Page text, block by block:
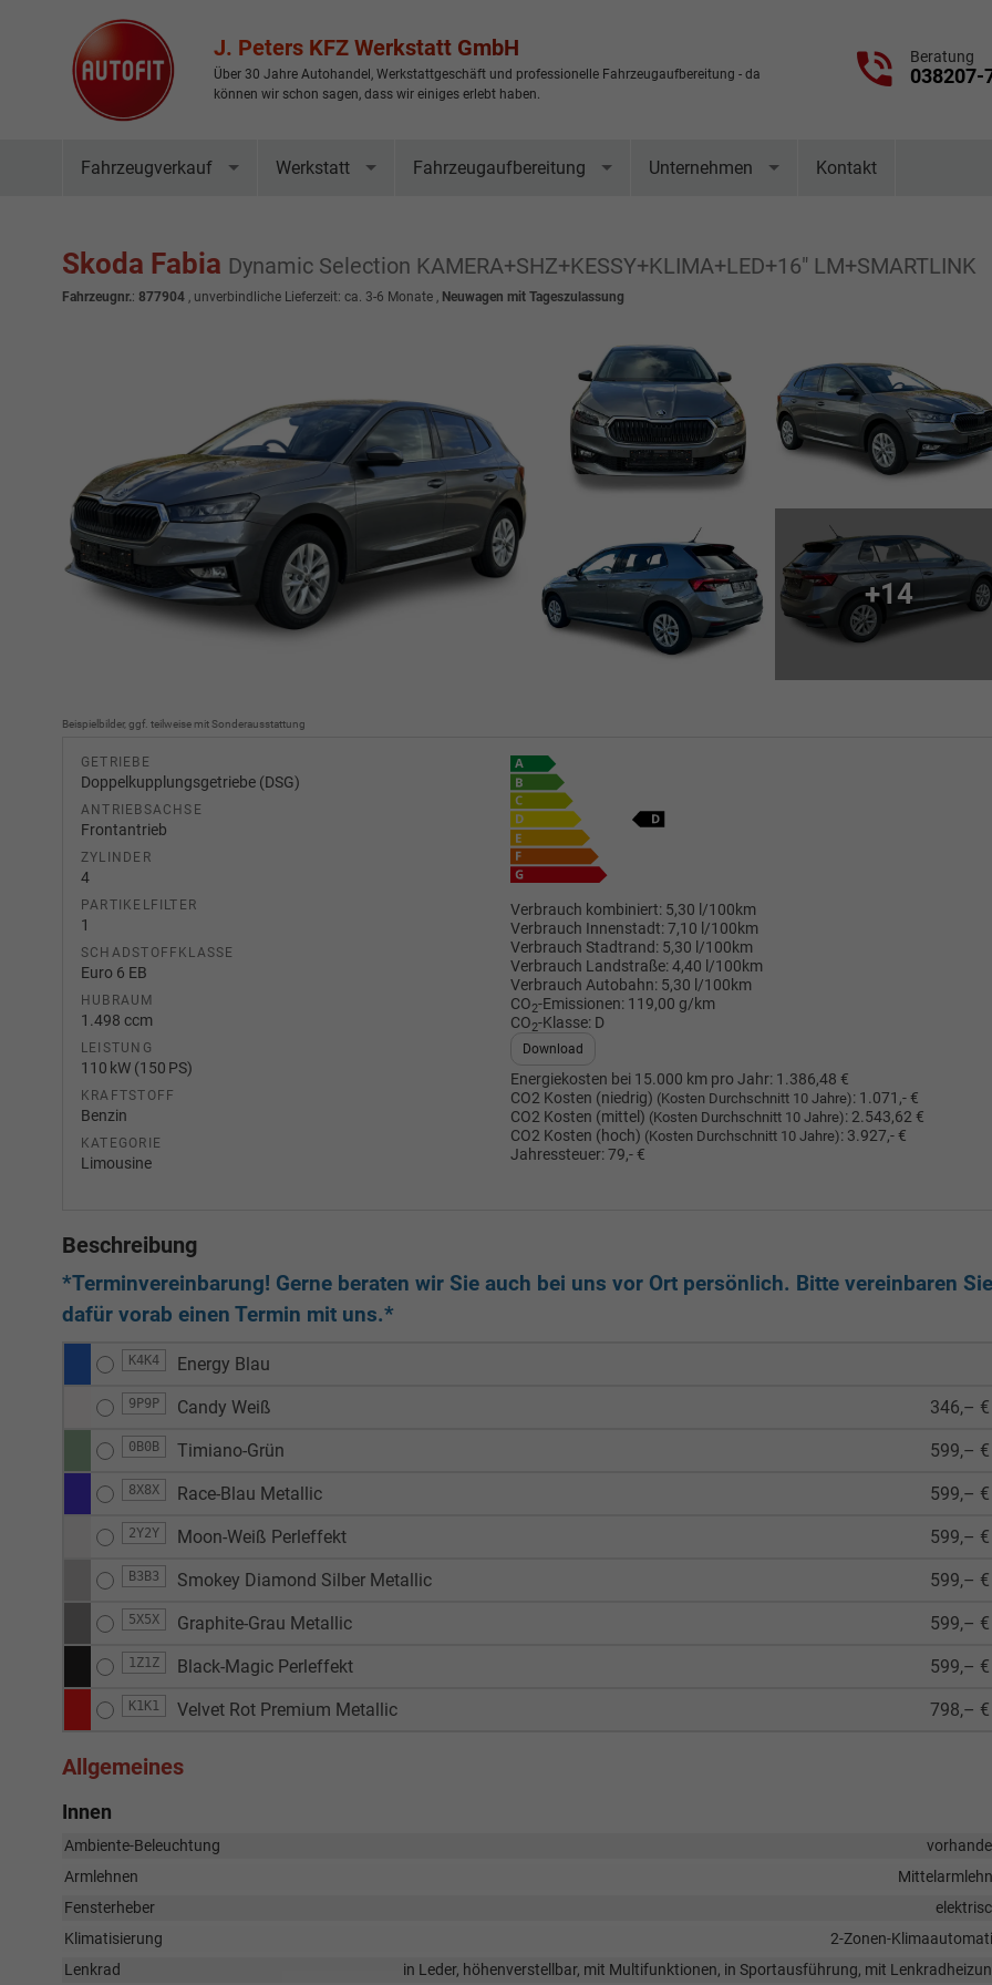
J. Peters KFZ Werkstatt GmbH
Über 30 Jahre Autohandel, Werkstattgeschäft und professionelle Fahrzeugaufbereitung - da
können wir schon sagen, dass wir einiges erlebt haben.
Beratung
038207-
Fahrzeugverkauf Werkstatt Fahrzeugaufbereitung Unternehmen Kontakt
Skoda Fabia Dynamic Selection KAMERA+SHZ+KESSY+KLIMA+LED+16" LM+SMARTLINK
Fahrzeugnr.: 877904 , unverbindliche Lieferzeit: ca. 3-6 Monate , Neuwagen mit Tageszulassung
+14
Beispielbilder, ggf. teilweise mit Sonderausstattung
GETRIEBE
Doppelkupplungsgetriebe (DSG)
ANTRIEBSACHSE
Frontantrieb
ZYLINDER
4
PARTIKELFILTER
1
SCHADSTOFFKLASSE
Euro 6 EB
HUBRAUM
1.498 ccm
LEISTUNG
110 kW (150 PS)
KRAFTSTOFF
Benzin
KATEGORIE
Limousine
Verbrauch kombiniert: 5,30 l/100km
Verbrauch Innenstadt:7,10 l/100km
Verbrauch Stadtrand: 5,30 l/100km
Verbrauch Landstraße:4,40 l/100km
Verbrauch Autobahn: 5,30 l/100km
CO2-Emissionen: 119,00 g/km
CO2-Klasse: D
Download
Energiekosten bei 15.000 km pro Jahr: 1.386,48 €
CO2 Kosten (niedrig) (Kosten Durchschnitt 10 Jahre): 1.071,- €
CO2 Kosten (mittel) (Kosten Durchschnitt 10 Jahre): 2.543,62 €
CO2 Kosten (hoch) (Kosten Durchschnitt 10 Jahre): 3.927,- €
Jahressteuer:79,- €
Beschreibung
*Terminvereinbarung! Gerne beraten wir Sie auch bei uns vor Ort persönlich. Bitte vereinbaren Sie
dafür vorab einen Termin mit uns.*
K4K4 Energy Blau
9P9P Candy Weiß 346,– €
0B0B Timiano-Grün 599,– €
8X8X Race-Blau Metallic 599,– €
2Y2Y Moon-Weiß Perleffekt 599,– €
B3B3 Smokey Diamond Silber Metallic 599,– €
5X5X Graphite-Grau Metallic 599,– €
1Z1Z Black-Magic Perleffekt 599,– €
K1K1 Velvet Rot Premium Metallic 798,– €
Allgemeines
Innen
Ambiente-Beleuchtung
Armlehnen
Fensterheber
Klimatisierung
2-Zonen-
Lenkrad
in Leder, höhenverstellbar, mit Multifunktionen, in Sportausführung, mit